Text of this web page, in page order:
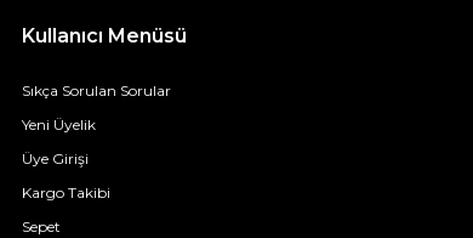
Kullanıcı Menüsü
Sıkça Sorulan Sorular
Yeni Üyelik
Üye Girişi
Kargo Takibi
Sepet